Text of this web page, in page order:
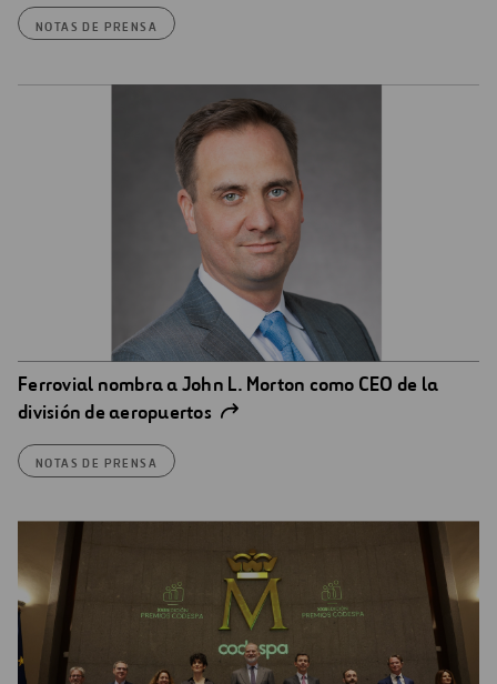
NOTAS DE PRENSA
Ferrovial nombra a John L. Morton como CEO de la
división de aeropuertos
NOTAS DE PRENSA